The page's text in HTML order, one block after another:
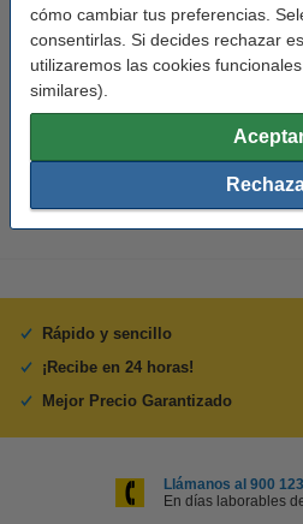
cómo cambiar tus preferencias.
consentirlas. Si decides rechazar
utilizaremos las cookies
similares).
Cantidad: 4
Consejo: añade otra vez la cinta
Zebra 2300 cinta de cera
mm x 450 m | 12 unidades
131,50 €
Rápido y sencillo
¡Recibe en 24 horas!
Mejor Precio Garantizado
Llámanos al 900
En días laborables